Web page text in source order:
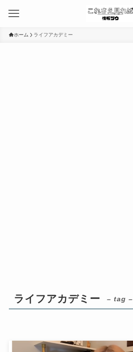
ホーム ライフアカデミー
ライフアカデミー – tag –